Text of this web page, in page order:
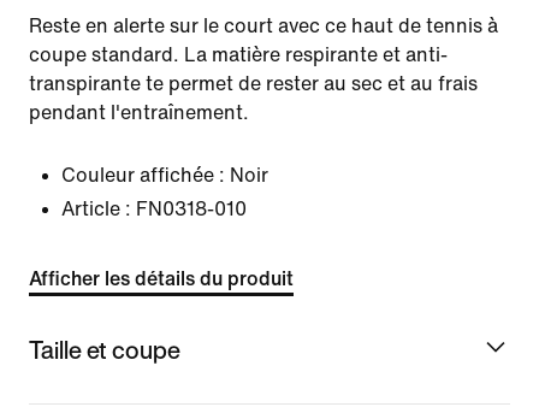
Reste en alerte sur le court avec ce haut de tennis à
coupe standard. La matière respirante et anti-
transpirante te permet de rester au sec et au frais
pendant l'entraînement.
Couleur affichée : Noir
Article : FN0318-010
Afficher les détails du produit
Taille et coupe